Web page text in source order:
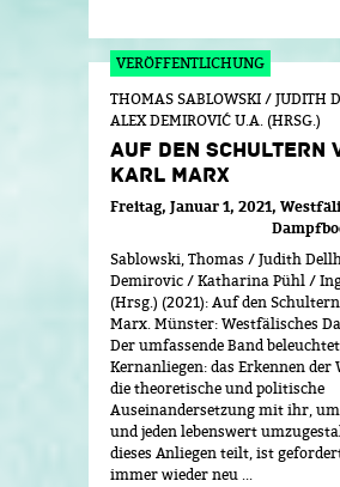
THOMAS SABLOWSKI / JUDITH
ALEX DEMIROVIĆ U.A. (HRSG.)
AUF DEN SCHULTERN
KARL MARX
Freitag, Januar 1, 2021
Sablowski, Thomas / Judith
Demirovic / Katharina Pühl /
(Hrsg.) (2021): Auf den
Marx. Münster: Westfälisches
Der umfassende Band
Kernanliegen: das Erkennen
die theoretische und politische
Auseinandersetzung mit ihr,
und jeden lebenswert
dieses Anliegen teilt, ist
immer wieder neu ...